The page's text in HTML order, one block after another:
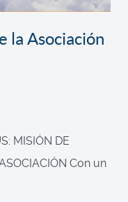
la Asociación
MISIÓN DE
Con un